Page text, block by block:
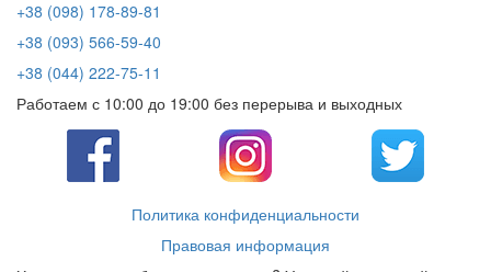
+38 (098) 178-89-81
+38 (093) 566-59-40
+38 (044) 222-75-11
Работаем с 10:00 до 19:00 без перерыва и выходных
Политика конфиденциальности
Правовая информация